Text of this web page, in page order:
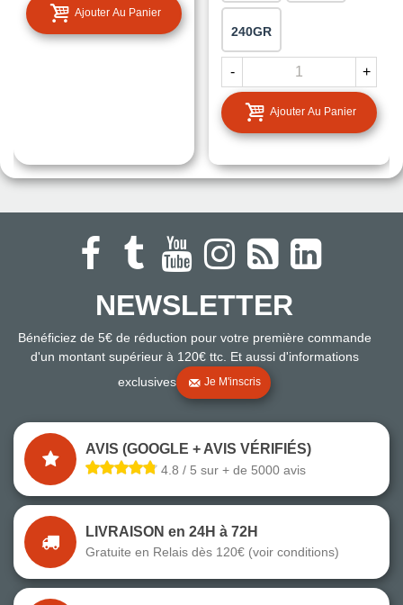
Ajouter Au Panier
240GR
- +
Ajouter Au Panier
NEWSLETTER
Bénéficiez de 5€ de réduction pour votre première commande
d'un montant supérieur à 120€ ttc. Et aussi d'informations
exclusives
Je M'inscris
AVIS (GOOGLE + AVIS VÉRIFIÉS)
4.8 / 5 sur + de 5000 avis
LIVRAISON en 24H à 72H
Gratuite en Relais dès 120€ (voir conditions)